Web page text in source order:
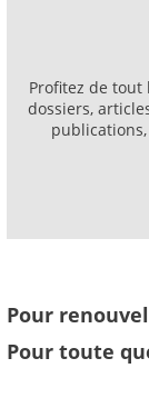
Profitez de tout
dossiers,
Pour
Pour toute